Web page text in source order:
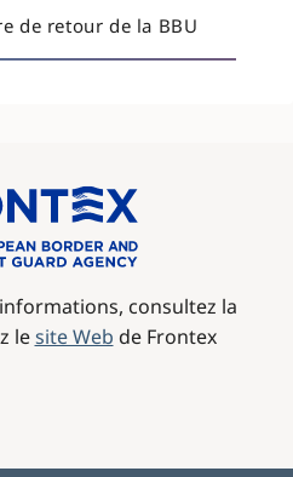
de retour de la BBU
consultez la
lesite Web de Frontex.